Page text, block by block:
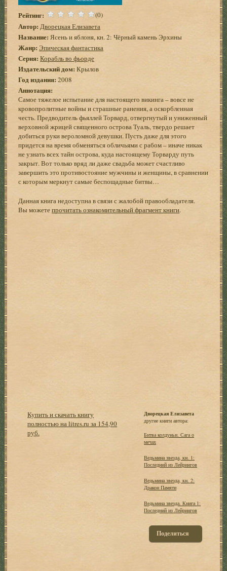
Рейтинг: (0)
Автор: Дворецкая Елизавета
Название: Ясень и яблоня, кн. 2: Чёрный камень Эрхины
Жанр: Эпическая фантастика
Серия:Корабль во фьорде
Издательский дом: Крылов
Год издания: 2008
Аннотация:
Самое тяжелое испытание для настоящего викинга – вовсе не
кровопролитные войны и страшные ранения, а оскорбленная
честь. Предводитель фьяллей Торвард, отвергнутый и униженный
верховной жрицей священного острова Туаль, твердо решает
добиться руки вероломной девушки. Пусть даже для этого
придется на время обменяться обличьями с рабом – иначе никак
не узнать всех тайн острова, куда настоящему Торварду путь
закрыт. Вот только вряд ли даже свадьба может счастливо
завершить это противостояние мужчины и женщины, в сравнении
с которым меркнут самые беспощадные битвы…
Данная книга недоступна в связи с жалобой правообладателя.
Вы можетепрочитать ознакомительный фрагмент книги.
Купить и скачать книгу
полностью на litres.ru за 154,90
руб.
Дворецкая Елизавета
другие книги автора:
Битва колдуньи. Сага о
мечах
Ведьмина звезда, кн. 1:
Последний из Лейрингов
Ведьмина звезда, кн. 2:
Дракон Памяти
Ведьмина звезда. Книга 1:
Последний из Лейрингов
Поделиться